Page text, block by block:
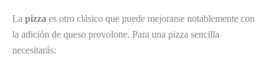
La pizza es otro clásico que puede mejorarse notablemente con
la adición de queso provolone. Para una pizza sencilla
necesitarás: